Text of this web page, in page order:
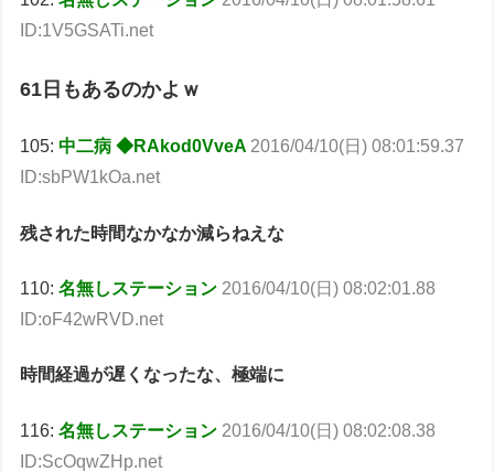
ID:1V5GSATi.net
61日もあるのかよｗ
105:中二病 ◆RAkod0VveA 2016/04/10(日) 08:01:59.37
ID:sbPW1kOa.net
残された時間なかなか減らねえな
110:名無しステーション 2016/04/10(日) 08:02:01.88
ID:oF42wRVD.net
時間経過が遅くなったな、極端に
116:名無しステーション 2016/04/10(日) 08:02:08.38
ID:ScOqwZHp.net